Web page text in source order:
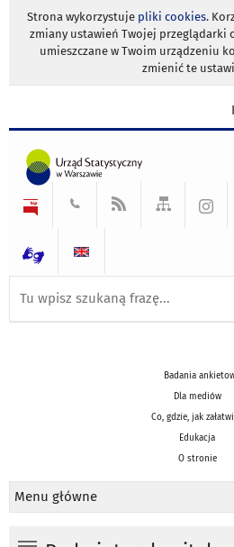
Strona wykorzystuje pliki cookies.
zmiany ustawień Twojej przeglądarki
umieszczane w Twoim urządzeniu
zmienić te
Badania
Dla mediów
Co, gdzie, jak
Edukacja
O stronie
Menu główne